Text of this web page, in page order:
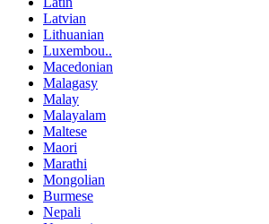
Latvian
Lithuanian
Luxembou..
Macedonian
Malagasy
Malay
Malayalam
Maltese
Maori
Marathi
Mongolian
Burmese
Nepali